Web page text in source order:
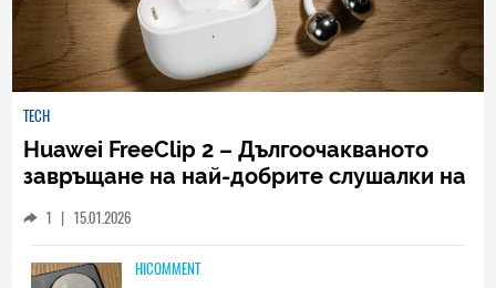
TECH
Huawei FreeClip 2 – Дългоочакваното
завръщане на най-добрите слушалки на
1 | 15.01.2026
HICOMMENT